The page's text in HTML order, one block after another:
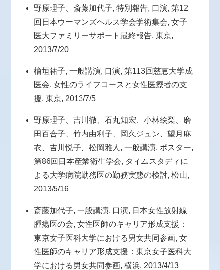
野原理子、斎藤加代子, 特別報告, 口演, 第12
回日本ウーマンズヘルス学会学術集会, 女子
医大ファミリーサポート最終報告, 東京,
2013/7/20
檜垣祐子, 一般講演, 口演, 第113回慈恵大学成
医会, 女性のライフコースと女性医療者の支
援, 東京, 2013/7/5
野原理子、吉川徹、石丸知宏、小林絵梨、磨
田百合子、竹内由利子、岡久ジュン、望月麻
衣、吉川悦子、松岡雅人, 一般講演, ポスター,
第86回日本産業衛生学会, タイムスタディに
よる大学病院勤務医の勤務実態の検討, 松山,
2013/5/16
斎藤加代子, 一般講演, 口演, 日本女性放射線
腫瘍医の会, 女性医師のキャリア形成支援：
東京女子医科大学における男女共同参画, 女
性医師のキャリア形成支援：東京女子医科大
学における男女共同参画, 横浜, 2013/4/13